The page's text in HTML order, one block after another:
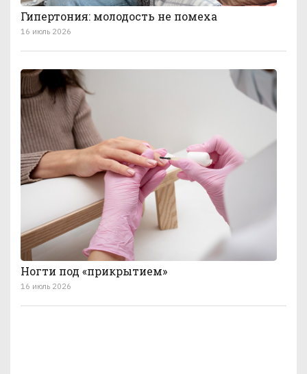
Гипертония: молодость не помеха
16 июль 2026
Ногти под «прикрытием»
16 июль 2026